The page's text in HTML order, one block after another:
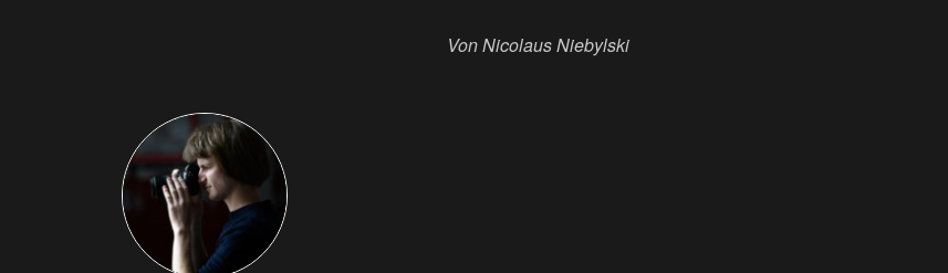
Von Nicolaus Niebylski